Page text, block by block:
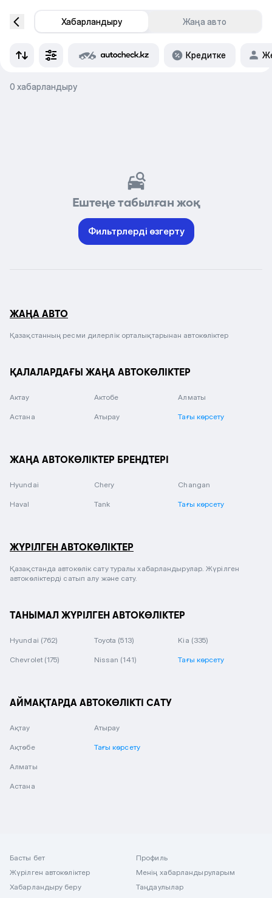
Хабарландыру Жаңа авто
Кредитке
0 хабарландыру
Ештеңе табылған жоқ
Фильтрлерді өзгерту
ЖАҢА АВТО
Қазақстанның ресми дилерлік орталықтарынан автокөліктер
ҚАЛАЛАРДАҒЫ ЖАҢА АВТОКӨЛІКТЕР
Актау Актобе Алматы
Астана Атырау Тағы көрсету
ЖАҢА АВТОКӨЛІКТЕР БРЕНДТЕРІ
Hyundai Chery Changan
Haval Tank Тағы көрсету
ЖҮРІЛГЕН АВТОКӨЛІКТЕР
Қазақстанда автокөлік сату туралы хабарландырулар. Жүрілген
автокөліктерді сатып алу және сату.
ТАНЫМАЛ ЖҮРІЛГЕН АВТОКӨЛІКТЕР
Hyundai (762) Toyota (513) Kia (335)
Chevrolet (175) Nissan (141) Тағы көрсету
АЙМАҚТАРДА АВТОКӨЛІКТІ САТУ
Ақтау
Ақтөбе
Алматы
Астана
Атырау
Тағы көрсету
Басты бет
Жүрілген автокөліктер
Хабарландыру беру
Профиль
Менің хабарландыруларым
Таңдаулылар